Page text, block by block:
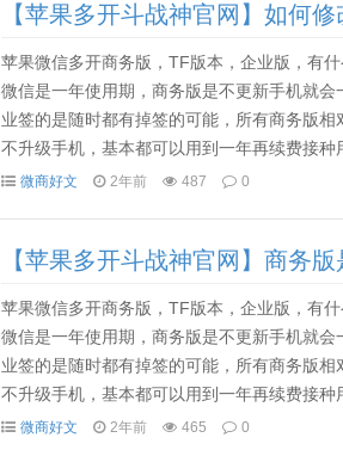
【苹果多开斗战神官网】如何修
苹果微信多开商务版，TF版本，企业版，有
微信是一年使用期，商务版是不更新手机就
业签的是随时都有掉签的可能，所有商务版
不升级手机，基本都可以用到一年再续费接
一般80多天后就要用电脑，或者其他手机设
微商好文 2年前 487 0
【苹果多开斗战神官网】商务
苹果微信多开商务版，TF版本，企业版，有
微信是一年使用期，商务版是不更新手机就
业签的是随时都有掉签的可能，所有商务版
不升级手机，基本都可以用到一年再续费接
一般80多天后就要用电脑，或者其他手机设
微商好文 2年前 465 0